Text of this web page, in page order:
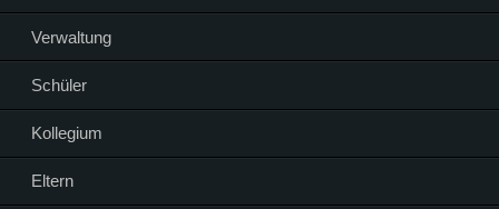
Verwaltung
Schüler
Kollegium
Eltern